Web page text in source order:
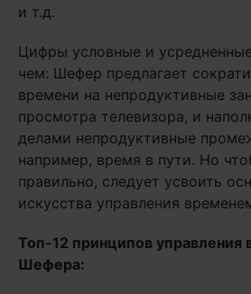
и т.д.
Цифры условные и
чем: Шефер предлагает
времени на непродуктивные
просмотра телевизора, и
делами непродуктивные
например, время в пути. Но
правильно, следует усвоить
искусства управления
Топ-12 принципов управления
Шефера: